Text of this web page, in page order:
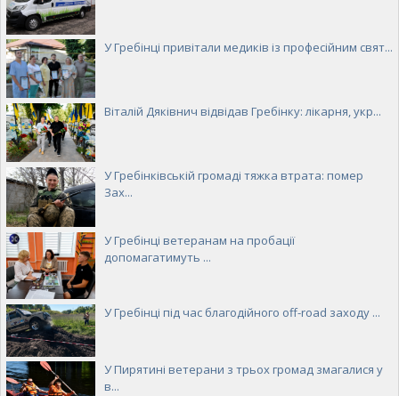
У Гребінці привітали медиків із професійним свят...
Віталій Дяківнич відвідав Гребінку: лікарня, укр...
У Гребінківській громаді тяжка втрата: помер
Зах...
У Гребінці ветеранам на пробації
допомагатимуть ...
У Гребінці під час благодійного off-road заходу ...
У Пирятині ветерани з трьох громад змагалися у
в...